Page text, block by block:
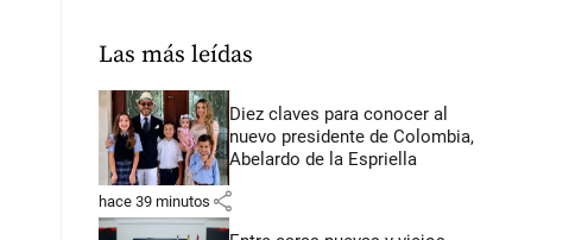
Las más leídas
Diez claves para conocer al
nuevo presidente de Colombia,
Abelardo de la Espriella
hace 39 minutos share